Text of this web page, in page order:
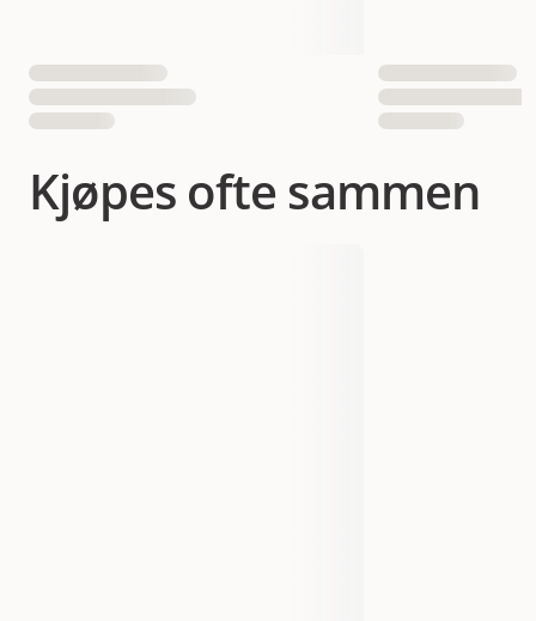
Kjøpes ofte sammen